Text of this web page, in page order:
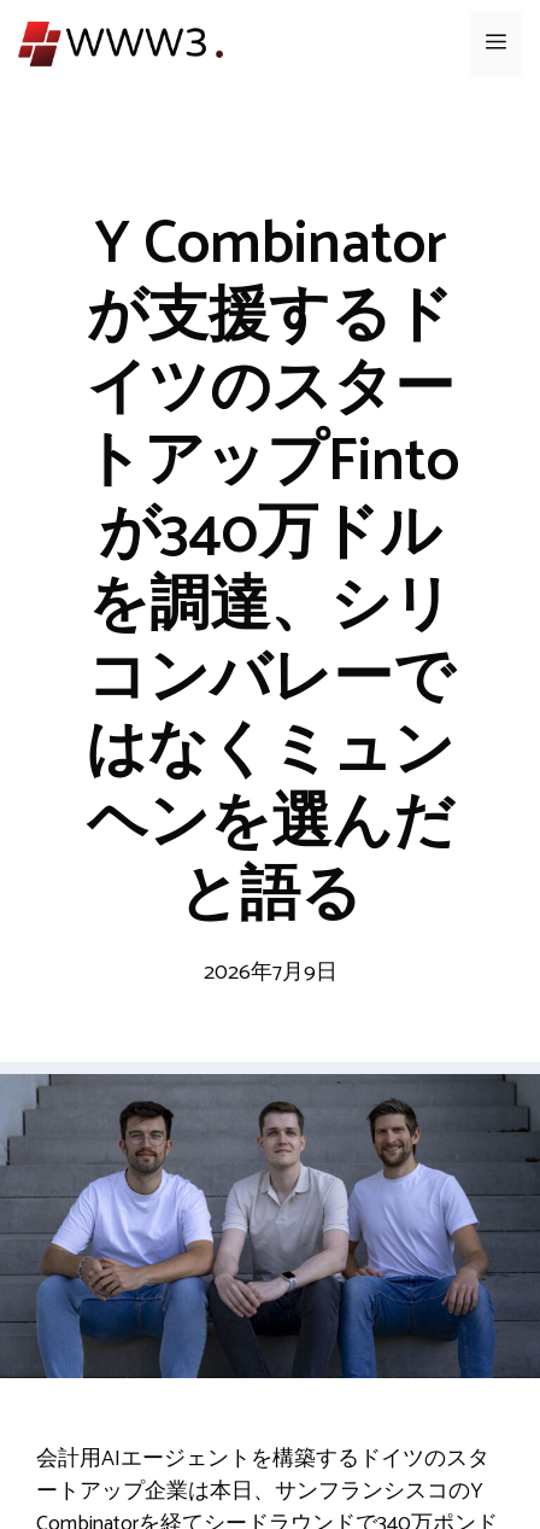
ン
メ
Y Combinator
が支援するド
イツのスター
トアップFinto
が340万ドル
を調達、シリ
コンバレーで
はなくミュン
ヘンを選んだ
と語る
2026年7月9日
会計用AIエージェントを構築するドイツのスタ
ートアップ企業は本日、サンフランシスコのY